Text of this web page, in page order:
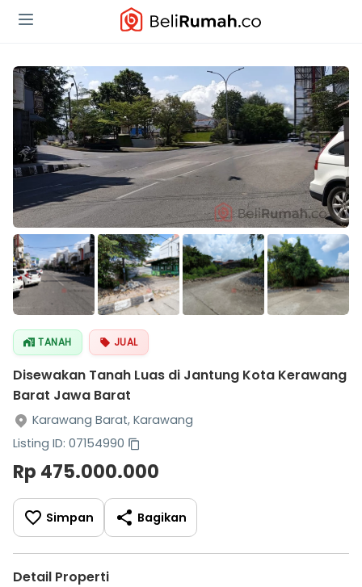
TANAH JUAL
Disewakan Tanah Luas di Jantung Kota Kerawang
Barat Jawa Barat
Karawang Barat, Karawang
Listing ID: 07154990
Rp 475.000.000
Simpan Bagikan
Detail Properti